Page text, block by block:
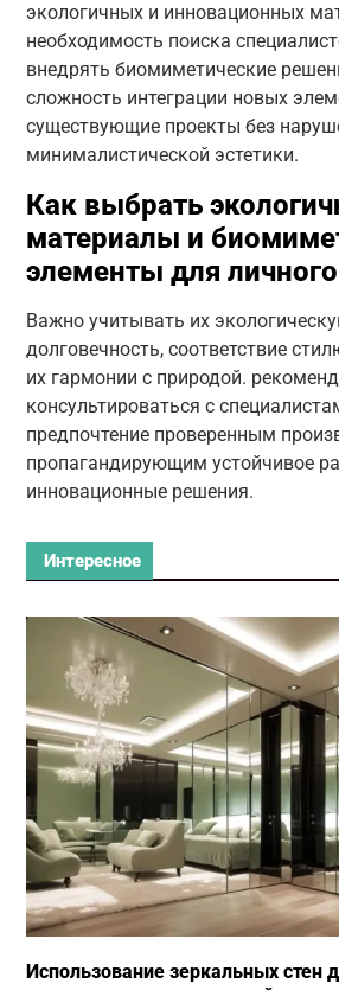
экологичных и инновационных
необходимость поиска
внедрять биомиметические
сложность интеграции новых
существующие проекты без
минималистической эстетики.
Как выбрать
материалы и
элементы для
Важно учитывать их
долговечность, соответствие
их гармонии с природой.
консультироваться с
предпочтение проверенным
пропагандирующим устойчивое
инновационные решения.
Интересное
Использование зеркальных стен